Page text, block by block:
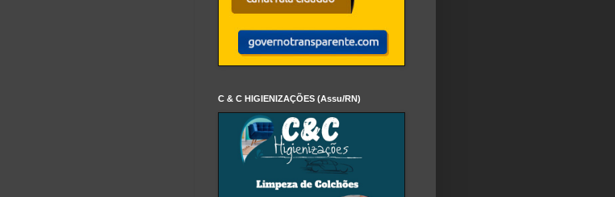
C & C HIGIENIZAÇÕES (Assu/RN)